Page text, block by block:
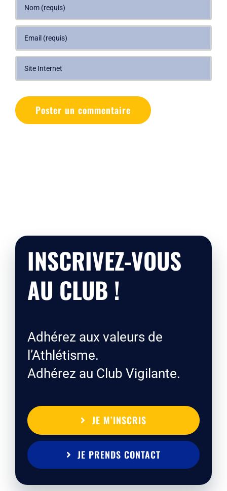
INSCRIVEZ-VOUS
AU CLUB !
Adhérez aux valeurs de
l’Athlétisme.
Adhérez au Club Vigilante.
JE M’INSCRIS
JE PRENDS CONTACT